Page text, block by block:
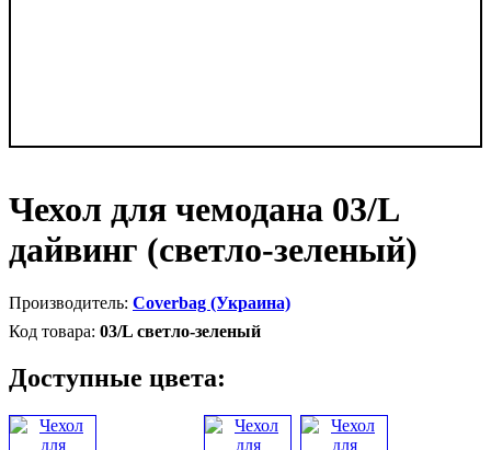
Чехол для чемодана 03/L
дайвинг (светло-зеленый)
Coverbag (Украина)
03/L светло-зеленый
Доступные цвета: